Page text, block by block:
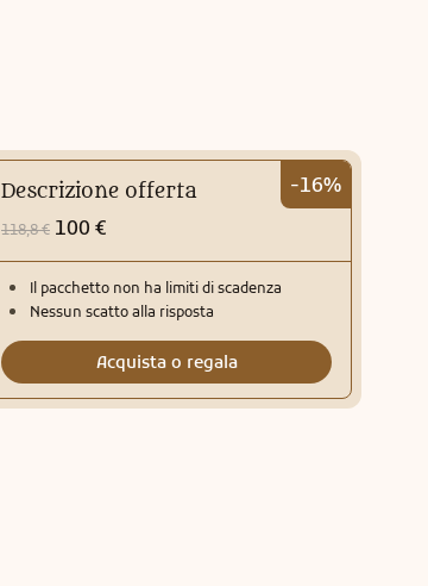
-16%
Descrizione offerta
118,8 € 100 €
Il pacchetto non ha limiti di scadenza
Nessun scatto alla risposta
Acquista o regala